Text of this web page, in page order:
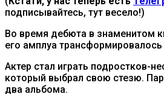
подписывайтесь, тут весело!)
Во время дебюта в знаменитом
его амплуа трансформировалось
Актер стал играть подростков-
который выбрал свою стезю.
два альбома.